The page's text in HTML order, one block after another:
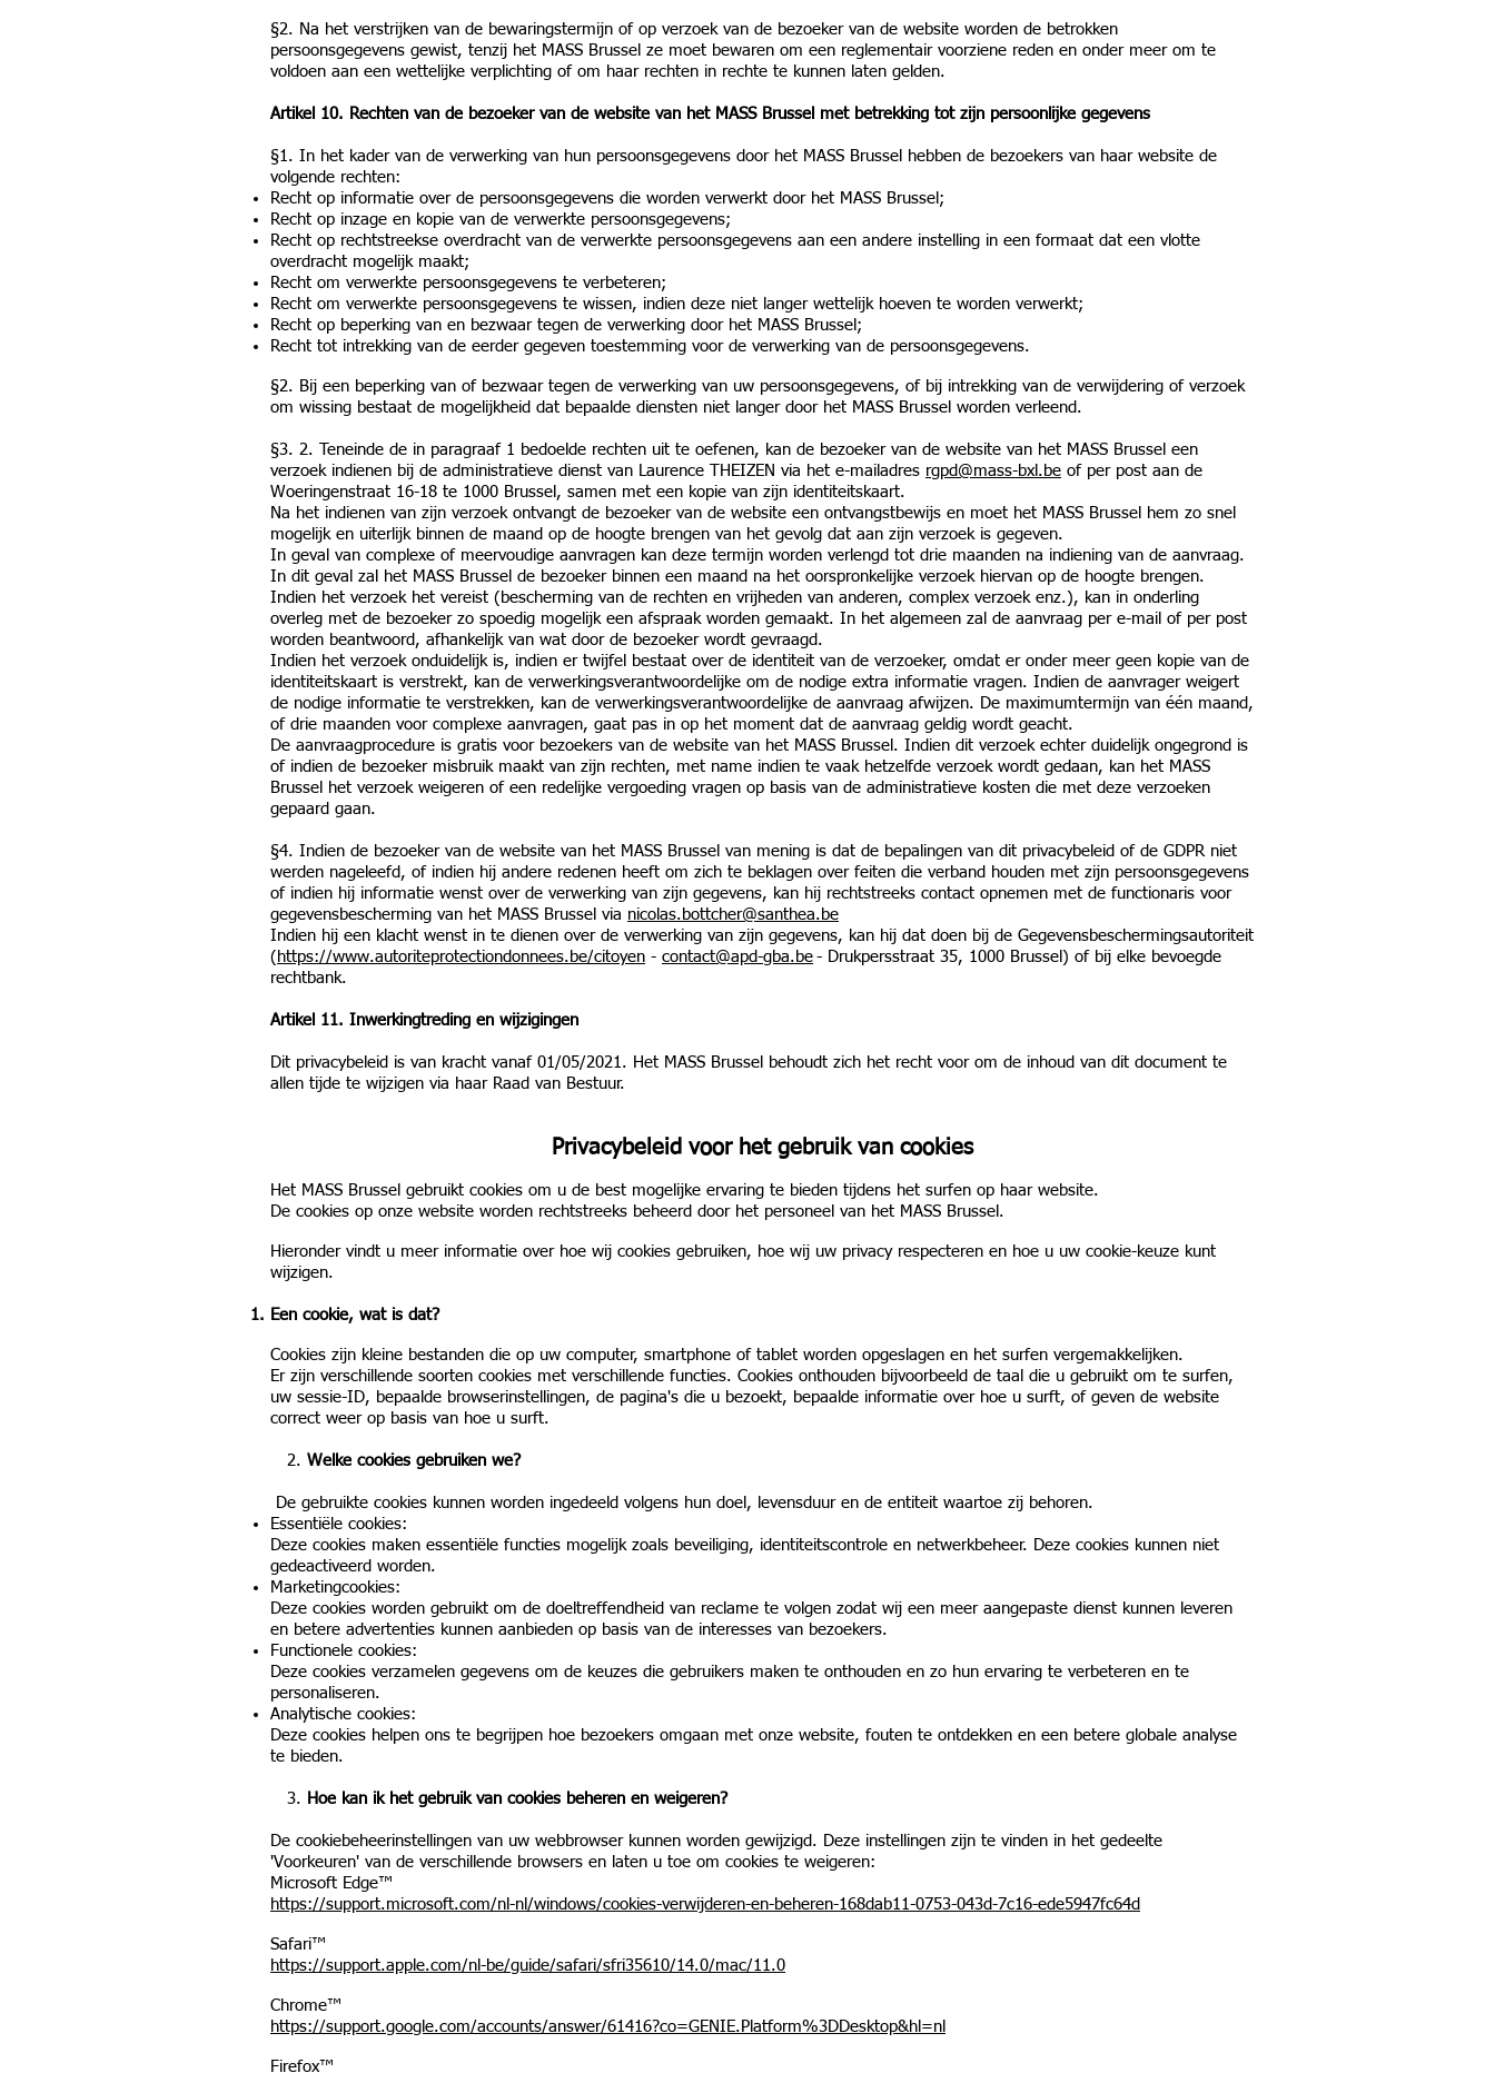
§2. Na het verstrijken van de bewaringstermijn of op verzoek van de bezoeker van de website worden de betrokken
persoonsgegevens gewist, tenzij het MASS Brussel ze moet bewaren om een reglementair voorziene reden en onder meer om te
voldoen aan een wettelijke verplichting of om haar rechten in rechte te kunnen laten gelden.
Artikel 10. Rechten van de bezoeker van de website van het MASS Brussel met betrekking tot zijn persoonlijke gegevens
§1. In het kader van de verwerking van hun persoonsgegevens door het MASS Brussel hebben de bezoekers van haar website de
volgende rechten:
Recht op informatie over de persoonsgegevens die worden verwerkt door het MASS Brussel;
Recht op inzage en kopie van de verwerkte persoonsgegevens;
Recht op rechtstreekse overdracht van de verwerkte persoonsgegevens aan een andere instelling in een formaat dat een vlotte
overdracht mogelijk maakt;
Recht om verwerkte persoonsgegevens te verbeteren;
Recht om verwerkte persoonsgegevens te wissen, indien deze niet langer wettelijk hoeven te worden verwerkt;
Recht op beperking van en bezwaar tegen de verwerking door het MASS Brussel;
Recht tot intrekking van de eerder gegeven toestemming voor de verwerking van de persoonsgegevens.
§2. Bij een beperking van of bezwaar tegen de verwerking van uw persoonsgegevens, of bij intrekking van de verwijdering of verzoek
om wissing bestaat de mogelijkheid dat bepaalde diensten niet langer door het MASS Brussel worden verleend.
§3. 2. Teneinde de in paragraaf 1 bedoelde rechten uit te oefenen, kan de bezoeker van de website van het MASS Brussel een
verzoek indienen bij de administratieve dienst van Laurence THEIZEN via het e-mailadres rgpd@mass-bxl.be of per post aan de
Woeringenstraat 16-18 te 1000 Brussel, samen met een kopie van zijn identiteitskaart.
Na het indienen van zijn verzoek ontvangt de bezoeker van de website een ontvangstbewijs en moet het MASS Brussel hem zo snel
mogelijk en uiterlijk binnen de maand op de hoogte brengen van het gevolg dat aan zijn verzoek is gegeven.
In geval van complexe of meervoudige aanvragen kan deze termijn worden verlengd tot drie maanden na indiening van de aanvraag.
In dit geval zal het MASS Brussel de bezoeker binnen een maand na het oorspronkelijke verzoek hiervan op de hoogte brengen.
Indien het verzoek het vereist (bescherming van de rechten en vrijheden van anderen, complex verzoek enz.), kan in onderling
overleg met de bezoeker zo spoedig mogelijk een afspraak worden gemaakt. In het algemeen zal de aanvraag per e-mail of per post
worden beantwoord, afhankelijk van wat door de bezoeker wordt gevraagd.
Indien het verzoek onduidelijk is, indien er twijfel bestaat over de identiteit van de verzoeker, omdat er onder meer geen kopie van de
identiteitskaart is verstrekt, kan de verwerkingsverantwoordelijke om de nodige extra informatie vragen. Indien de aanvrager weigert
de nodige informatie te verstrekken, kan de verwerkingsverantwoordelijke de aanvraag afwijzen. De maximumtermijn van één maand,
of drie maanden voor complexe aanvragen, gaat pas in op het moment dat de aanvraag geldig wordt geacht.
De aanvraagprocedure is gratis voor bezoekers van de website van het MASS Brussel. Indien dit verzoek echter duidelijk ongegrond is
of indien de bezoeker misbruik maakt van zijn rechten, met name indien te vaak hetzelfde verzoek wordt gedaan, kan het MASS
Brussel het verzoek weigeren of een redelijke vergoeding vragen op basis van de administratieve kosten die met deze verzoeken
gepaard gaan.
§4. Indien de bezoeker van de website van het MASS Brussel van mening is dat de bepalingen van dit privacybeleid of de GDPR niet
werden nageleefd, of indien hij andere redenen heeft om zich te beklagen over feiten die verband houden met zijn persoonsgegevens
of indien hij informatie wenst over de verwerking van zijn gegevens, kan hij rechtstreeks contact opnemen met de functionaris voor
gegevensbescherming van het MASS Brussel via nicolas.bottcher@santhea.be
Indien hij een klacht wenst in te dienen over de verwerking van zijn gegevens, kan hij dat doen bij de Gegevensbeschermingsautoriteit
( https://www.autoriteprotectiondonnees.be/citoyen - contact@apd-gba.be - Drukpersstraat 35, 1000 Brussel) of bij elke bevoegde
rechtbank.
Artikel 11. Inwerkingtreding en wijzigingen
Dit privacybeleid is van kracht vanaf 01/05/2021. Het MASS Brussel behoudt zich het recht voor om de inhoud van dit document te
allen tijde te wijzigen via haar Raad van Bestuur.
Privacybeleid voor het gebruik van cookies
Het MASS Brussel gebruikt cookies om u de best mogelijke ervaring te bieden tijdens het surfen op haar website.
De cookies op onze website worden rechtstreeks beheerd door het personeel van het MASS Brussel.
Hieronder vindt u meer informatie over hoe wij cookies gebruiken, hoe wij uw privacy respecteren en hoe u uw cookie-keuze kunt
wijzigen.
Een cookie, wat is dat?
Cookies zijn kleine bestanden die op uw computer, smartphone of tablet worden opgeslagen en het surfen vergemakkelijken.
Er zijn verschillende soorten cookies met verschillende functies. Cookies onthouden bijvoorbeeld de taal die u gebruikt om te surfen,
uw sessie-ID, bepaalde browserinstellingen, de pagina's die u bezoekt, bepaalde informatie over hoe u surft, of geven de website
correct weer op basis van hoe u surft.
2. Welke cookies gebruiken we?
De gebruikte cookies kunnen worden ingedeeld volgens hun doel, levensduur en de entiteit waartoe zij behoren.
Essentiële cookies:
Deze cookies maken essentiële functies mogelijk zoals beveiliging, identiteitscontrole en netwerkbeheer. Deze cookies kunnen niet
gedeactiveerd worden.
Marketingcookies:
Deze cookies worden gebruikt om de doeltreffendheid van reclame te volgen zodat wij een meer aangepaste dienst kunnen leveren
en betere advertenties kunnen aanbieden op basis van de interesses van bezoekers.
Functionele cookies:
Deze cookies verzamelen gegevens om de keuzes die gebruikers maken te onthouden en zo hun ervaring te verbeteren en te
personaliseren.
Analytische cookies:
Deze cookies helpen ons te begrijpen hoe bezoekers omgaan met onze website, fouten te ontdekken en een betere globale analyse
te bieden.
3. Hoe kan ik het gebruik van cookies beheren en weigeren?
De cookiebeheerinstellingen van uw webbrowser kunnen worden gewijzigd. Deze instellingen zijn te vinden in het gedeelte
'Voorkeuren' van de verschillende browsers en laten u toe om cookies te weigeren:
Microsoft Edge™
https://support.microsoft.com/nl-nl/windows/cookies-verwijderen-en-beheren-168dab11-0753-043d-7c16-ede5947fc64d
Safari™
https://support.apple.com/nl-be/guide/safari/sfri35610/14.0/mac/11.0
Chrome™
https://support.google.com/accounts/answer/61416?co=GENIE.Platform%3DDesktop&hl=nl
Firefox™